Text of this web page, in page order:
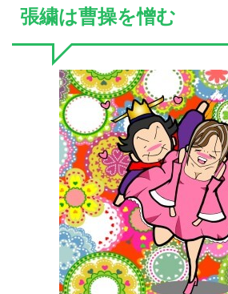
張繍は曹操を憎む